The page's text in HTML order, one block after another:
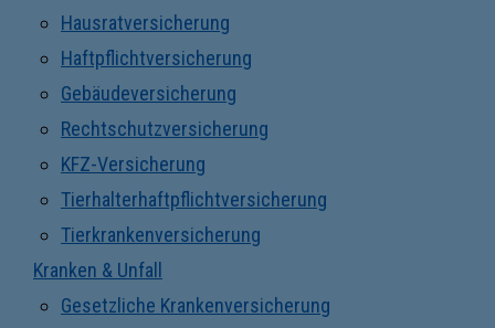
Hausratversicherung
Haftpflichtversicherung
Gebäudeversicherung
Rechtschutzversicherung
KFZ-Versicherung
Tierhalterhaftpflichtversicherung
Tierkrankenversicherung
Kranken & Unfall
Gesetzliche Krankenversicherung